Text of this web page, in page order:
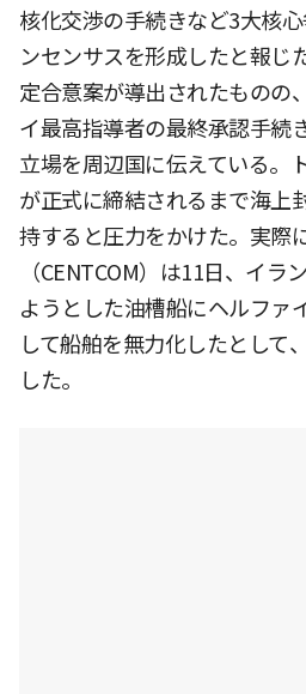
核化交渉の手続きなど3大核
ンセンサスを形成したと報じ
定合意案が導出されたものの
イ最高指導者の最終承認手続
立場を周辺国に伝えている。
が正式に締結されるまで海上
持すると圧力をかけた。実際
（CENTCOM）は11日、イラ
ようとした油槽船にヘルファ
して船舶を無力化したとして
した。